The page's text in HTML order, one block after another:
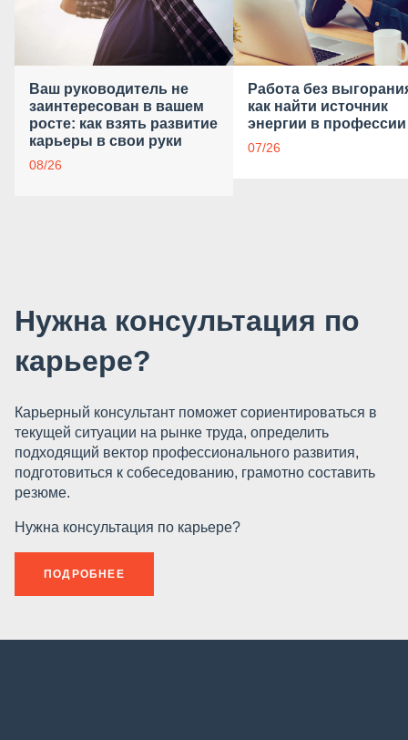
Ваш руководитель не
заинтересован в вашем
росте: как взять развитие
карьеры в свои руки
08/26
Работа без
как найти источник
энергии в профессии
07/26
Нужна консультация по
карьере?
Карьерный консультант поможет сориентироваться в
текущей ситуации на рынке труда, определить
подходящий вектор профессионального развития,
подготовиться к собеседованию, грамотно составить
резюме.
Нужна консультация по карьере?
ПОДРОБНЕЕ